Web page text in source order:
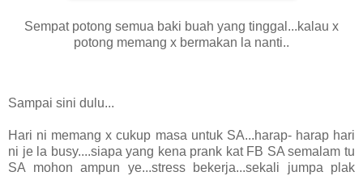
Sempat potong semua baki buah yang tinggal...kalau x
potong memang x bermakan la nanti..
Sampai sini dulu...
Hari ni memang x cukup masa untuk SA...harap- harap hari
ni je la busy....siapa yang kena prank kat FB SA semalam tu
SA mohon ampun ye...stress bekerja...sekali jumpa plak